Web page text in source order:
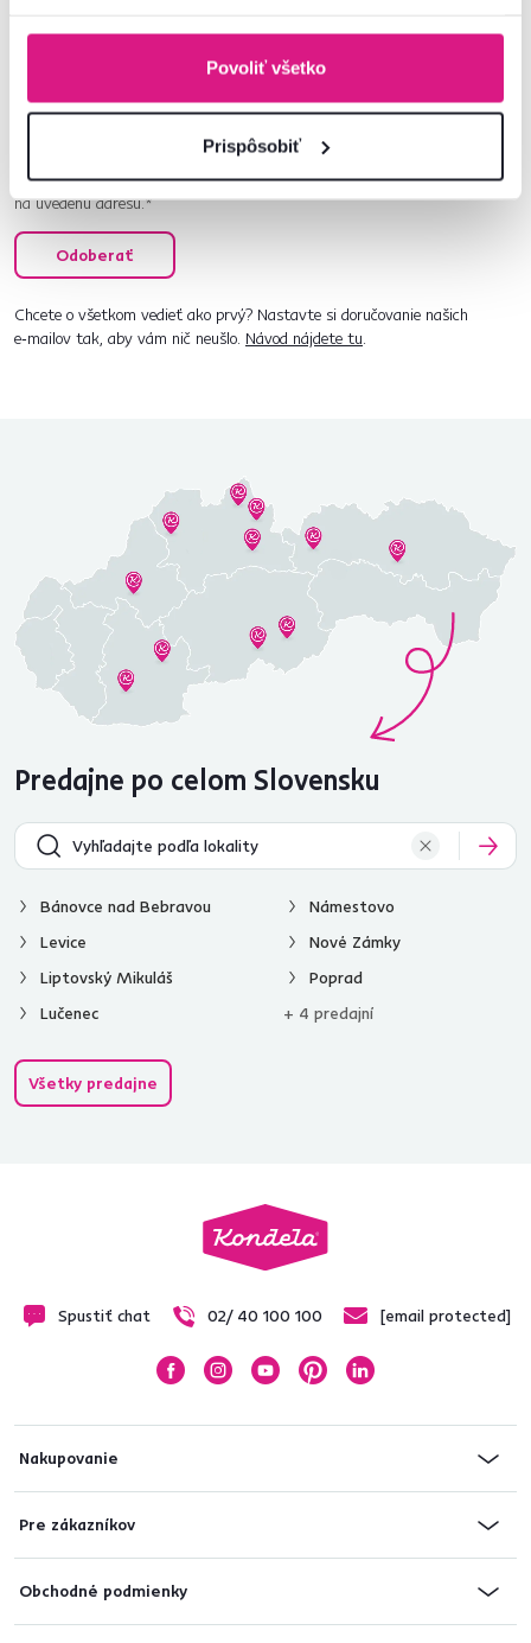
Povoliť všetko
Prispôsobiť
Navyše vám budeme posielať inšpirácie a výhodné
ponuky pre vaše bývanie.
Súhlasím s posielaním pravidelného newslettra
na uvedenú adresu.*
Odoberať
Chcete o všetkom vedieť ako prvý? Nastavte si doručovanie našich
e‑mailov tak, aby vám nič neušlo. Návod nájdete tu.
Predajne po celom Slovensku
Bánovce nad Bebravou
Levice
Liptovský Mikuláš
Lučenec
Námestovo
Nové Zámky
Poprad
+ 4 predajní
Všetky predajne
Spustiť chat 02/ 40 100 100 [email protected]
Nakupovanie
Pre zákazníkov
Obchodné podmienky